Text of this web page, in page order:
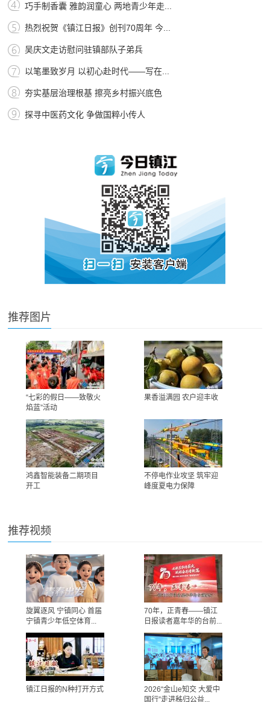
巧手制香囊 雅韵润童心 两地青少年走...
热烈祝贺《镇江日报》创刊70周年 今...
吴庆文走访慰问驻镇部队子弟兵
以笔墨致岁月 以初心赴时代——写在...
夯实基层治理根基 擦亮乡村振兴底色
探寻中医药文化 争做国粹小传人
推荐图片
“七彩的假日——致敬火
焰蓝”活动
果香溢满园 农户迎丰收
鸿鑫智能装备二期项目
开工
不停电作业攻坚 筑牢迎
峰度夏电力保障
推荐视频
旋翼逐风 宁镇同心 首届
宁镇青少年低空体育...
70年，正青春——镇江
日报读者嘉年华的台前...
镇江日报的N种打开方式
2026“金山e知交 大爱中
国行”走进秭归公益...